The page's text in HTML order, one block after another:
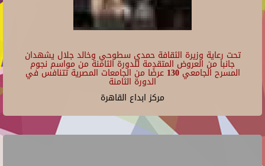
تحت رعاية وزيرة الثقافة حمدي سطوحي وخالد جلال يشهدان
جانبا من العروض المتقدمة للدورة الثامنة من مواسم نجوم
المسرح الجامعي 130 عرضًا من الجامعات المصرية تتنافس في
الدورة الثامنة
مركز ابداع القاهرة